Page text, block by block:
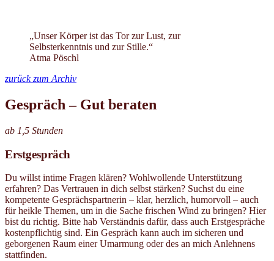
„Unser Körper ist das Tor zur Lust, zur
Selbsterkenntnis und zur Stille.“
Atma Pöschl
zurück zum Archiv
Gespräch – Gut beraten
ab 1,5 Stunden
Erstgespräch
Du willst intime Fragen klären? Wohlwollende Unterstützung
erfahren? Das Vertrauen in dich selbst stärken? Suchst du eine
kompetente Gesprächspartnerin – klar, herzlich, humorvoll – auch
für heikle Themen, um in die Sache frischen Wind zu bringen? Hier
bist du richtig. Bitte hab Verständnis dafür, dass auch Erstgespräche
kostenpflichtig sind. Ein Gespräch kann auch im sicheren und
geborgenen Raum einer Umarmung oder des an mich Anlehnens
stattfinden.